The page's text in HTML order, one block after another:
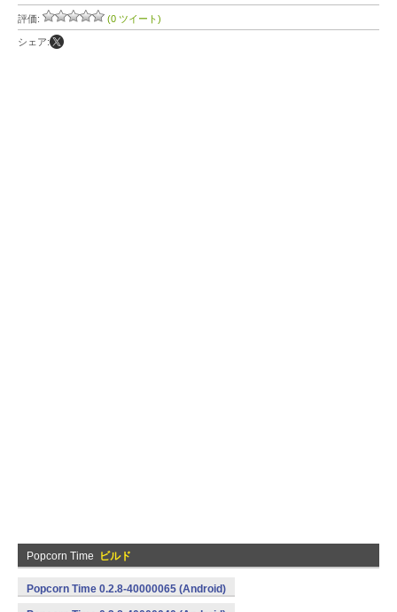
評価: (0 ツイート)
シェア:
Popcorn Time ビルド
Popcorn Time 0.2.8-40000065 (Android)